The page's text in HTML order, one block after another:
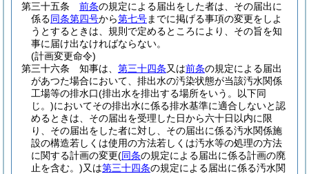
第三十五条
前条の規定による届出をした者は、その届出に
係る同条第四号から第七号までに掲げる事項の変更をしよ
うとするときは、規則で定めるところにより、その旨を知
事に届け出なければならない。
(計画変更命令)
第三十六条
知事は、 第三十四条又は前条の規定による届出
があつた場合において、排出水の汚染状態が当該汚水関係
工場等の排水口(排出水を排出する場所をいう。以下同
じ。)においてその排出水に係る排水基準に適合しないと認
めるときは、その届出を受理した日から六十日以内に限
り、その届出をした者に対し、その届出に係る汚水関係施
設の構造若しくは使用の方法若しくは汚水等の処理の方法
に関する計画の変更(同条の規定による届出に係る計画の廃
止を含む。)又は第三十四条の規定による届出に係る汚水関